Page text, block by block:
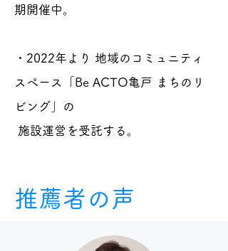
期開催中。
・2022年より 地域のコミュニティ
スペース「Be ACTO亀戸 まちのリ
ビング」の
施設運営を受託する。
推薦者の声